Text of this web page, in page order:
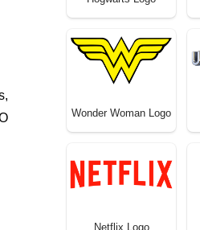
Wonder Woman Logo
Netflix Logo